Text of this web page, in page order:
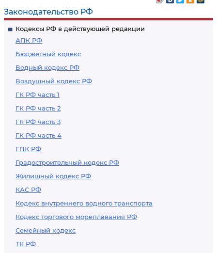
Законодательство РФ
Кодексы РФ в действующей редакции
АПК РФ
Бюджетный кодекс
Водный кодекс РФ
Воздушный кодекс РФ
ГК РФ часть 1
ГК РФ часть 2
ГК РФ часть 3
ГК РФ часть 4
ГПК РФ
Градостроительный кодекс РФ
Жилищный кодекс РФ
КАС РФ
Кодекс внутреннего водного транспорта
Кодекс торгового мореплавания РФ
Семейный кодекс
ТК РФ
для государственных
или муниципальных
нужд
государственных
или